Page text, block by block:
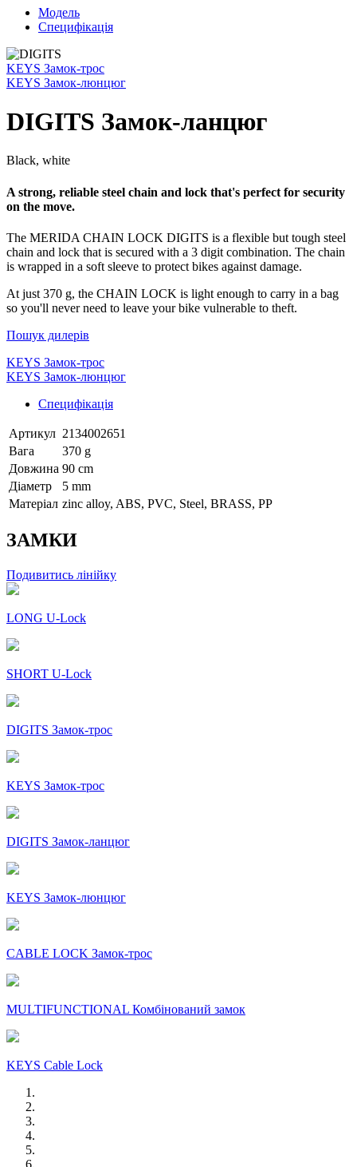
Модель
Специфікація
KEYS Замок-трос
KEYS Замок-люнцюг
DIGITS Замок-ланцюг
Black, white
A strong, reliable steel chain and lock that's perfect for security
on the move.
The MERIDA CHAIN LOCK DIGITS is a flexible but tough steel
chain and lock that is secured with a 3 digit combination. The chain
is wrapped in a soft sleeve to protect bikes against damage.
At just 370 g, the CHAIN LOCK is light enough to carry in a bag
so you'll never need to leave your bike vulnerable to theft.
Пошук дилерів
KEYS Замок-трос
KEYS Замок-люнцюг
Специфікація
Артикул 2134002651
Вага
370 g
Довжина 90 cm
Діаметр
5 mm
Матеріал zinc alloy, ABS, PVC, Steel, BRASS, PP
ЗАМКИ
Подивитись лінійку
LONG U-Lock
SHORT U-Lock
DIGITS Замок-трос
KEYS Замок-трос
DIGITS Замок-ланцюг
KEYS Замок-люнцюг
CABLE LOCK Замок-трос
MULTIFUNCTIONAL Комбінований замок
KEYS Cable Lock